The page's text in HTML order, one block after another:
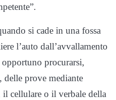
si cade in una fossa
l’auto dall’avvallamento
opportuno procurarsi,
delle prove mediante
il cellulare o il verbale della